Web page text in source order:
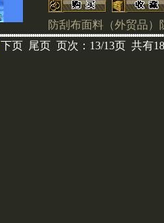
防刮布面料（外贸品）
下页 尾页 页次：13/13页 共有